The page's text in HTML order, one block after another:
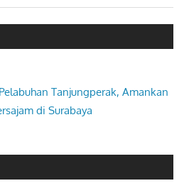
Tanjungperak, Amankan
di Surabaya